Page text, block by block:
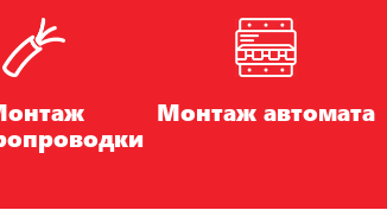
Монтаж автомата